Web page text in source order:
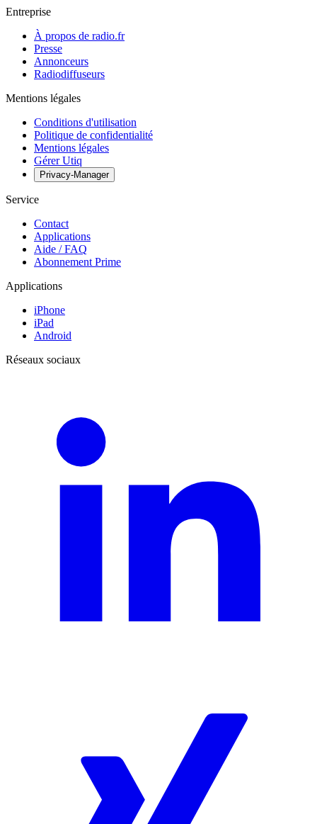
Entreprise
À propos de radio.fr
Presse
Annonceurs
Radiodiffuseurs
Mentions légales
Conditions d'utilisation
Politique de confidentialité
Mentions légales
Gérer Utiq
Privacy-Manager
Service
Contact
Applications
Aide / FAQ
Abonnement Prime
Applications
iPhone
iPad
Android
Réseaux sociaux